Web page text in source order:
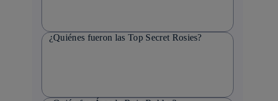
¿Quiénes fueron las Top Secret Rosies?